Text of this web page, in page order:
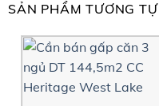
SẢN PHẨM TƯƠNG TỰ